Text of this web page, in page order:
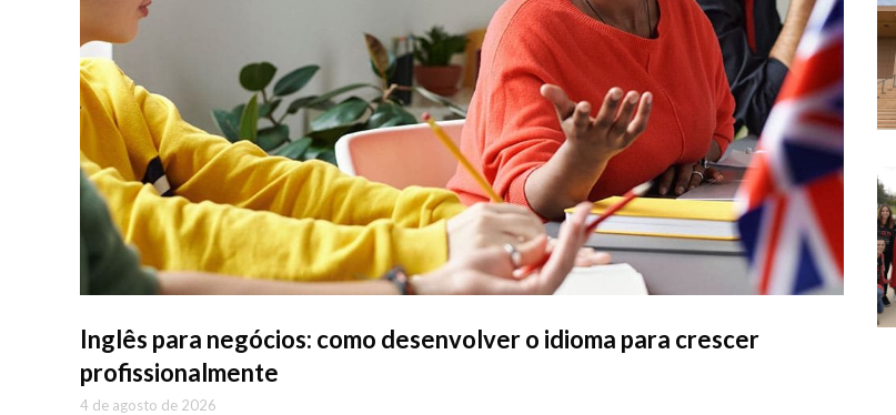
Inglês para negócios: como desenvolver o idioma para crescer
profissionalmente
4 de agosto de 2026